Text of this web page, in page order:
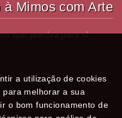
à Mimos com Arte
que precisa para si,
a utilização de cookies
para melhorar a sua
o bom funcionamento de